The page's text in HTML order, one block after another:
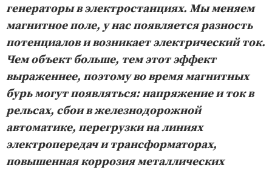
генераторы в электростанциях. Мы меняем
магнитное поле, у нас появляется разность
потенциалов и возникает электрический ток.
Чем объект больше, тем этот эффект
выраженнее, поэтому во время магнитных
бурь могут появляться: напряжение и ток в
рельсах, сбои в железнодорожной
автоматике, перегрузки на линиях
электропередач и трансформаторах,
повышенная коррозия металлических